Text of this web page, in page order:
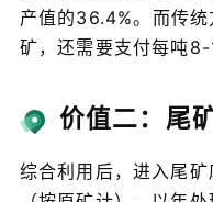
产值的36.4%。而传
矿，还需要支付每吨8-
价值二：尾
综合利用后，进入尾